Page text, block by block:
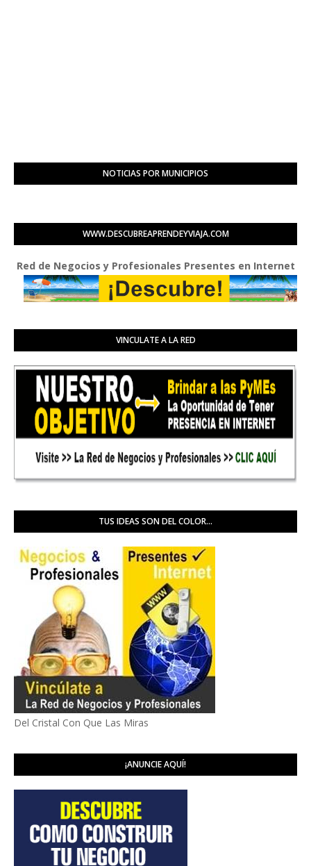
NOTICIAS POR MUNICIPIOS
WWW.DESCUBREAPRENDEYVIAJA.COM
Negocios y Profesionales Presentes en Internet
VINCULATE A LA RED
TUS IDEAS SON DEL COLOR...
Del Cristal Con Que Las Miras
¡ANUNCIE AQUÍ!